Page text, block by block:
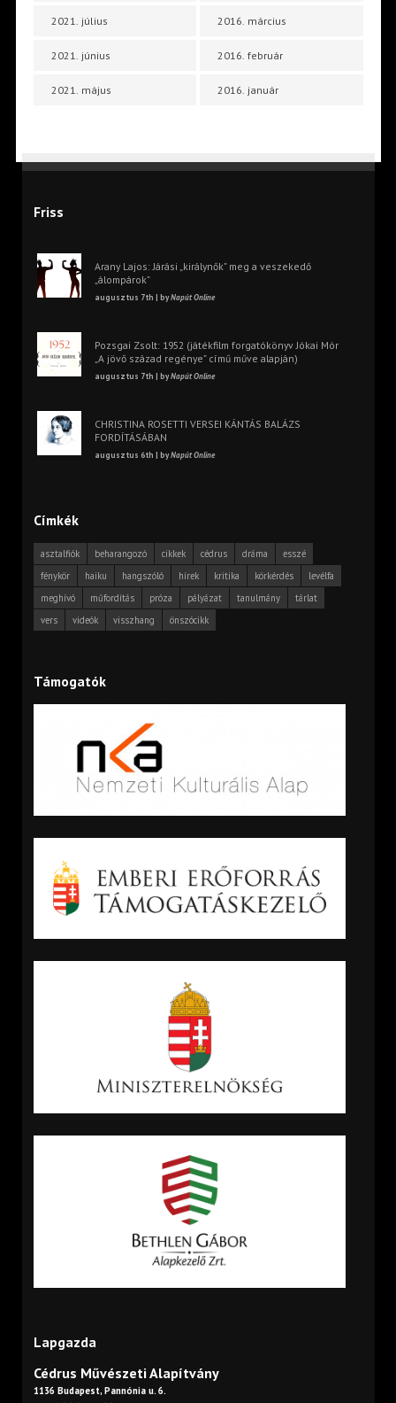
2021. július
2021. június
2021. május
2016. március
2016. február
2016. január
Friss
Arany Lajos: Járási „királynők” meg a veszekedő
„álompárok”
augusztus 7th | byNapút Online
Pozsgai Zsolt: 1952 (játékfilm forgatókönyv Jókai Mór
„A jövő század regénye” című műve alapján)
augusztus 7th | byNapút Online
CHRISTINA ROSETTI VERSEI KÁNTÁS BALÁZS
FORDÍTÁSÁBAN
augusztus 6th | byNapút Online
Címkék
asztalfiók beharangozó cikkek cédrus dráma
esszé
fénykör
haiku hangszóló hírek kritika körkérdés
levélfa
meghívó
műfordítás próza pályázat tanulmány
tárlat
vers
videók visszhang önszócikk
Támogatók
Lapgazda
Cédrus Művészeti Alapítvány
1136 Budapest, Pannónia u. 6.